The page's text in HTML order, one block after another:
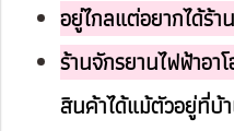
อยู่ไกลแต่อยากได้ร้า
ร้านจักรยานไฟฟ้าอา
สินค้าได้แม้ตัวอยู่ที่บ้